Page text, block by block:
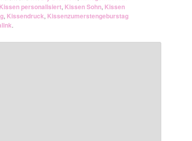
Kissen personalisiert, Kissen Sohn, Kissen
, Kissendruck, Kissenzumerstengeburstag
.